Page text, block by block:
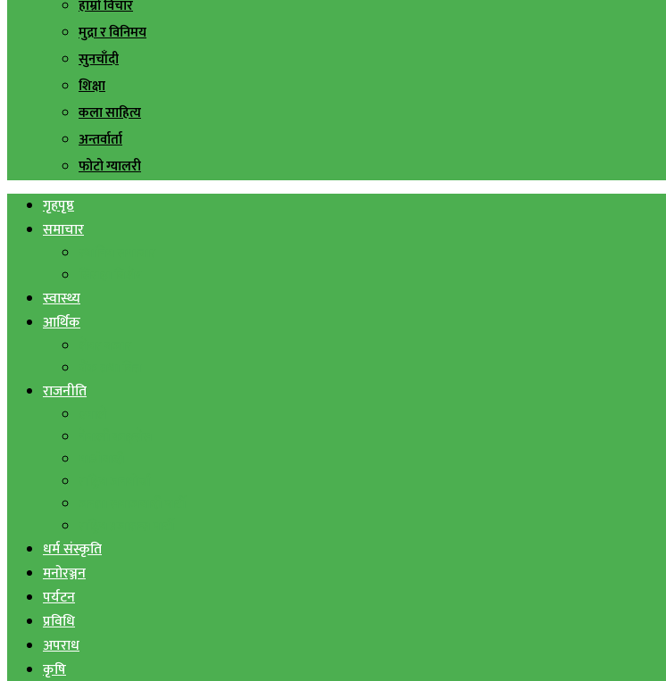
हाम्रो विचार
मुद्रा र विनिमय
सुनचाँदी
शिक्षा
कला साहित्य
अन्तर्वार्ता
फोटो ग्यालरी
गृहपृष्ठ
समाचार
स्वास्थ्य
आर्थिक
राजनीति
धर्म संस्कृति
मनोरञ्जन
पर्यटन
प्रविधि
अपराध
कृषि